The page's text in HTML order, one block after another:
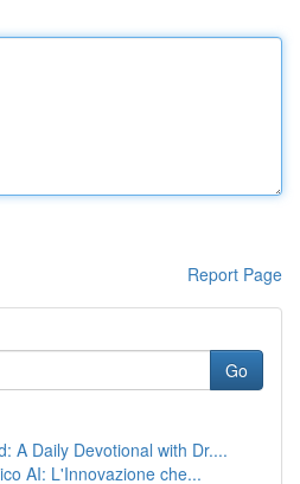
Report Page
Go
A Daily Devotional with Dr....
AI: L'Innovazione che...